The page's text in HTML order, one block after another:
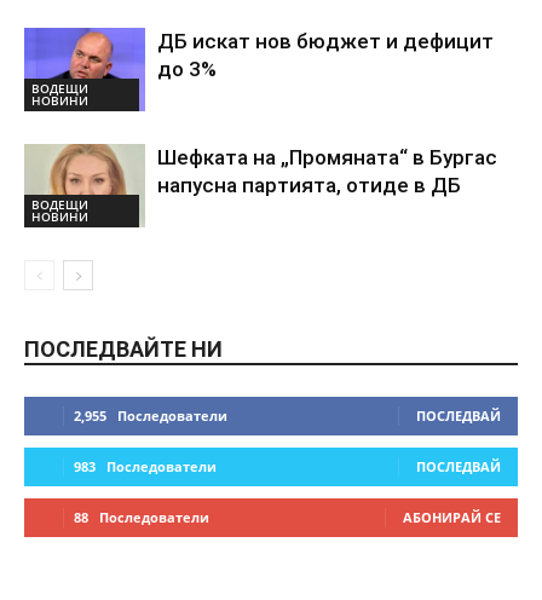
ВОДЕЩИ
НОВИНИ
ДБ искат нов бюджет и дефицит
до 3%
ВОДЕЩИ
НОВИНИ
Шефката на „Промяната“ в Бургас
напусна партията, отиде в ДБ
ПОСЛЕДВАЙТЕ НИ
2,955 Последователи ПОСЛЕДВАЙ
983 Последователи ПОСЛЕДВАЙ
88 Последователи АБОНИРАЙ СЕ